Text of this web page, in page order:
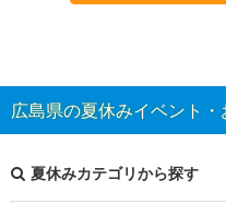
広島県の夏休みイベント
夏休みカテゴリから探す